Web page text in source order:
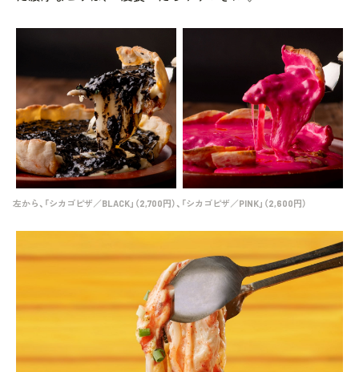
左から、「シカゴピザ／BLACK」（2,700円）、「シカゴピザ／PINK」（2,600円）